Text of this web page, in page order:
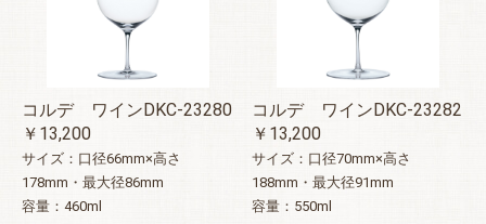
コルデ ワインDKC-23280
￥13,200
サイズ：口径66mm×高さ
178mm・最大径86mm
容量：460ml
コルデ ワインDKC-23282
￥13,200
サイズ：口径70mm×高さ
188mm・最大径91mm
容量：550ml